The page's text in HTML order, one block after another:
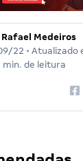
Rafael Medeiros
22 • Atualizado
min. de leitura